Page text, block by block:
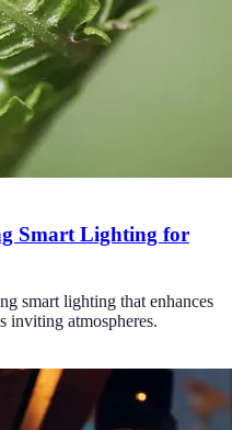
Smart Lighting for
smart lighting that enhances
inviting atmospheres.